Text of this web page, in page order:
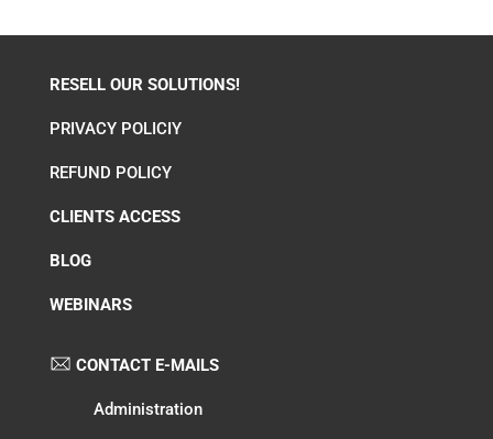
RESELL OUR SOLUTIONS!
PRIVACY POLICIY
REFUND POLICY
CLIENTS ACCESS
BLOG
WEBINARS
CONTACT E-MAILS
Administration